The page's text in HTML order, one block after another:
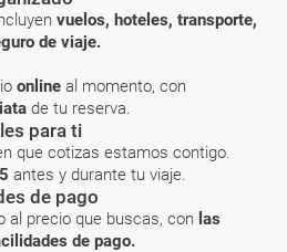
vuelos, hoteles, transporte,
de viaje.
online al momento, con
de tu reserva.
para ti
que cotizas estamos contigo.
antes y durante tu viaje.
de pago
al precio que buscas, con las
de pago.